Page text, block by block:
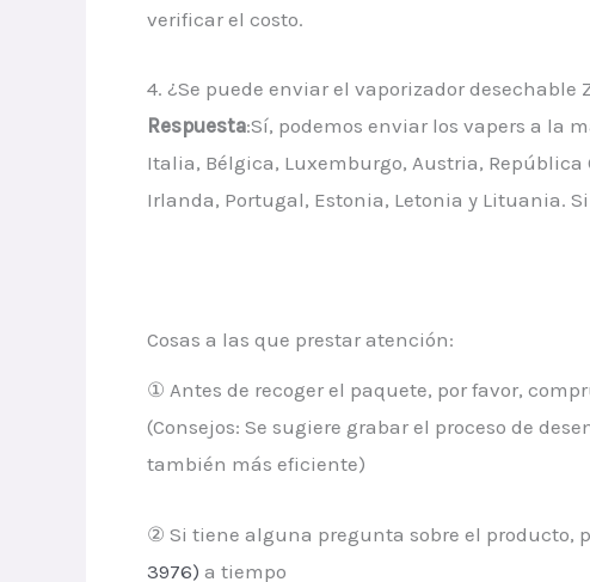
verificar el costo.
4. ¿Se puede enviar el vaporizador desechable
Respuesta:Sí, podemos enviar los vapers a la
Italia, Bélgica, Luxemburgo, Austria,
Irlanda, Portugal, Estonia, Letonia y Lituania.
Cosas a las que prestar atención:
① Antes de recoger el paquete, por favor,
(Consejos: Se sugiere grabar el proceso de
también más eficiente)
② Si tiene alguna pregunta sobre el producto,
3976) a tiempo